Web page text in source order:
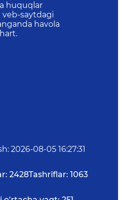
huquqlar
veb-saytdagi
havola
: 2026-08-05 16:27:31
2428Tashriflar: 1063